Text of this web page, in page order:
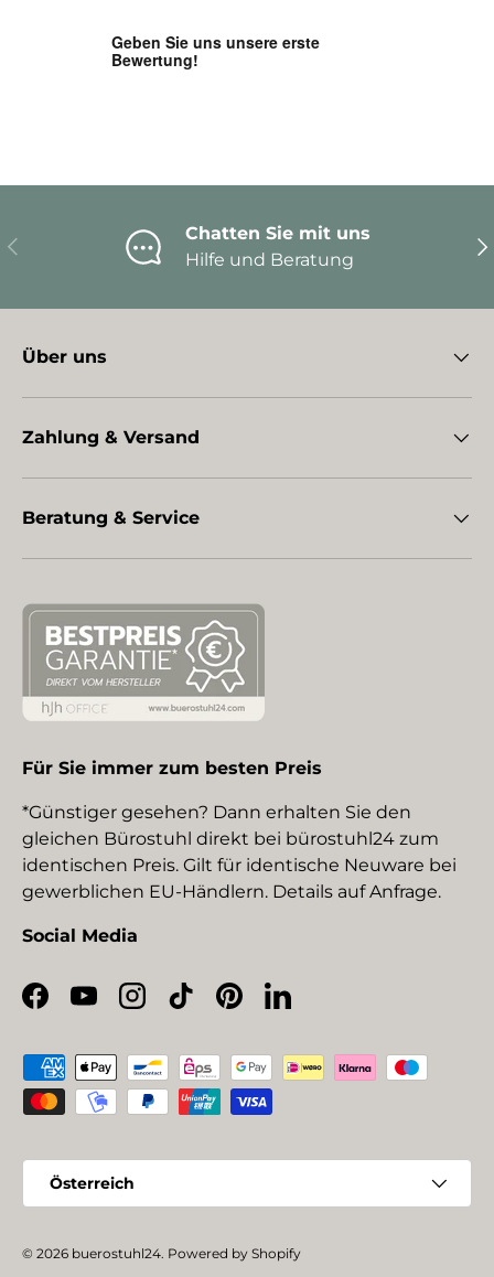
Vorherige
Chatten Sie mit uns
Hilfe und Beratung
Über uns
Zahlung & Versand
Beratung & Service
Für Sie immer zum besten Preis
*Günstiger gesehen? Dann erhalten Sie den
gleichen Bürostuhl direkt bei bürostuhl24 zum
identischen Preis. Gilt für identische Neuware bei
gewerblichen EU-Händlern. Details auf Anfrage.
Social Media
Facebook
YouTubeInstagram
TikTokPinterestLinkedIn
Zahlungsmethoden
Land/Region
Österreich
© 2026 buerostuhl24. Powered by Shopify